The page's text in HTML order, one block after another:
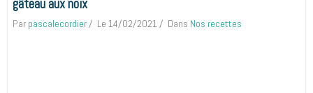
gâteau aux noix
Par pascalecordier Le 14/02/2021 Dans Nos recettes